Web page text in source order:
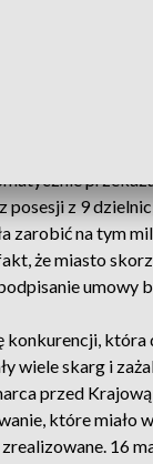
posesji z 9
zarobić na tym
że miasto
umowy
konkurencji, która
wiele skarg i
przed
które miało
16